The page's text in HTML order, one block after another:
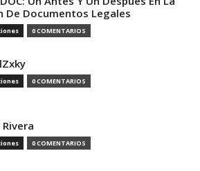
De Documentos Legales
0 COMENTARIOS
0 COMENTARIOS
0 COMENTARIOS